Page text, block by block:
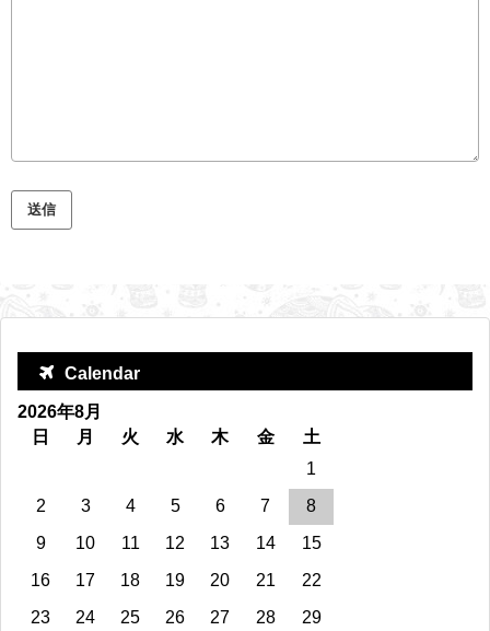
Calendar
2026年8月
日
月 火 水 木 金
土
1
2
3 4 5 6 7
8
9
10 11 12 13 14
15
16
17 18 19 20 21
22
23
24 25 26 27 28 29